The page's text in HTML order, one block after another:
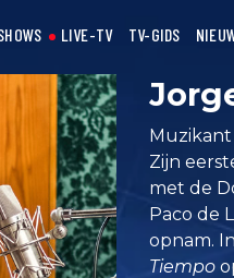
LIVE-TV TV-GIDS
Muzikant
Zijn
met de
Paco de
opnam.
Tiempo